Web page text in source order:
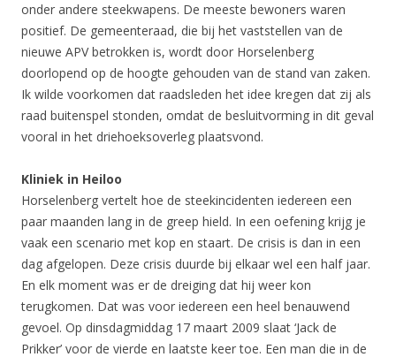
onder andere steekwapens. De meeste bewoners waren
positief. De gemeenteraad, die bij het vaststellen van de
nieuwe APV betrokken is, wordt door Horselenberg
doorlopend op de hoogte gehouden van de stand van zaken.
Ik wilde voorkomen dat raadsleden het idee kregen dat zij als
raad buitenspel stonden, omdat de besluitvorming in dit geval
vooral in het driehoeksoverleg plaatsvond.
Kliniek in Heiloo
Horselenberg vertelt hoe de steekincidenten iedereen een
paar maanden lang in de greep hield. In een oefening krijg je
vaak een scenario met kop en staart. De crisis is dan in een
dag afgelopen. Deze crisis duurde bij elkaar wel een half jaar.
En elk moment was er de dreiging dat hij weer kon
terugkomen. Dat was voor iedereen een heel benauwend
gevoel. Op dinsdagmiddag 17 maart 2009 slaat ‘Jack de
Prikker’ voor de vierde en laatste keer toe. Een man die in de